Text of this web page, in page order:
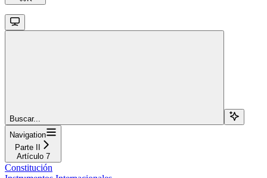
Buscar...
Navigation
Parte II
Artículo 7
Constitución